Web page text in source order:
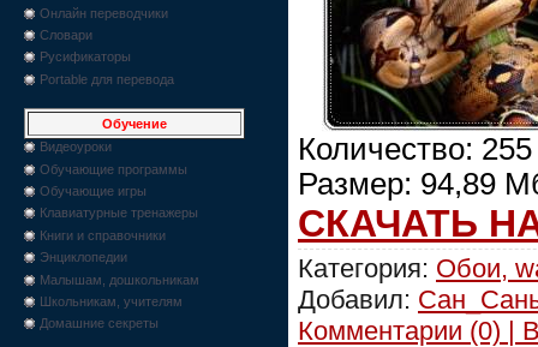
Онлайн переводчики
Словари
Русификаторы
Portable для перевода
Обучение
Видеоуроки
Обучающие программы
Обучающие игры
Клавиатурные тренажеры
Книги и справочники
Энциклопедии
Малышам, дошкольникам
Школьникам, учителям
Домашние секреты
Количество:
Размер: 94,89
СКАЧАТЬ
Категория: Обои,
Добавил:
Комментарии (0) |